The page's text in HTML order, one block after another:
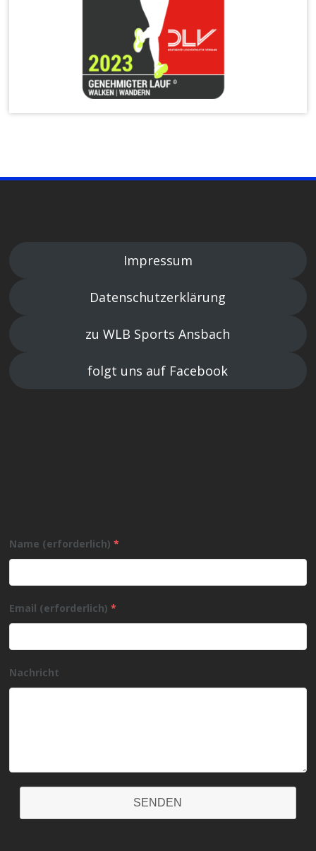
Impressum
Datenschutzerklärung
zu WLB Sports Ansbach
folgt uns auf Facebook
Name (erforderlich) *
Email (erforderlich) *
Nachricht
SENDEN